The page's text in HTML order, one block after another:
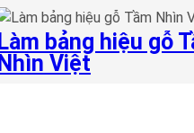
Làm bảng hiệu gỗ
Nhìn Việt